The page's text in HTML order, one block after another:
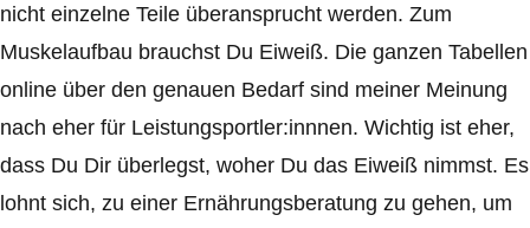
nicht einzelne Teile überansprucht werden. Zum
Muskelaufbau brauchst Du Eiweiß. Die ganzen Tabellen
online über den genauen Bedarf sind meiner Meinung
nach eher für Leistungsportler:innnen. Wichtig ist eher,
dass Du Dir überlegst, woher Du das Eiweiß nimmst. Es
lohnt sich, zu einer Ernährungsberatung zu gehen, um